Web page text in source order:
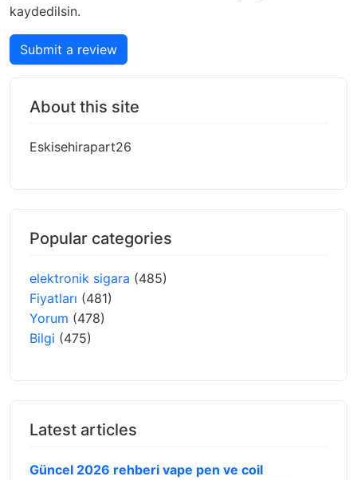
kaydedilsin.
Submit a review
About this site
Eskisehirapart26
Popular categories
elektronik sigara (485)
Fiyatları (481)
Yorum (478)
Bilgi (475)
Latest articles
Güncel 2026 rehberi vape pen ve coil